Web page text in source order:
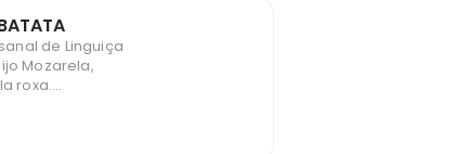
de Linguiça
Mozarela,
roxa.